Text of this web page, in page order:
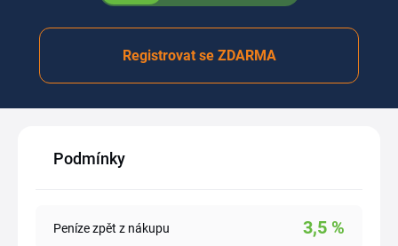
Registrovat se ZDARMA
Podmínky
Peníze zpět z nákupu 3,5 %